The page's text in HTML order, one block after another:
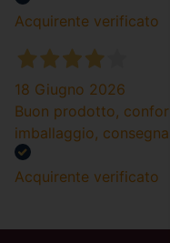
Acquirente verificato
18 Giugno 2026
Buon prodotto,
imballaggio,
Acquirente verificato